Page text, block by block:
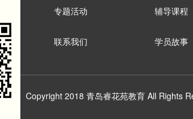
专题活动
联系我们
辅导课程
学员故事
Copyright 2018 青岛睿花苑教育 All Rights